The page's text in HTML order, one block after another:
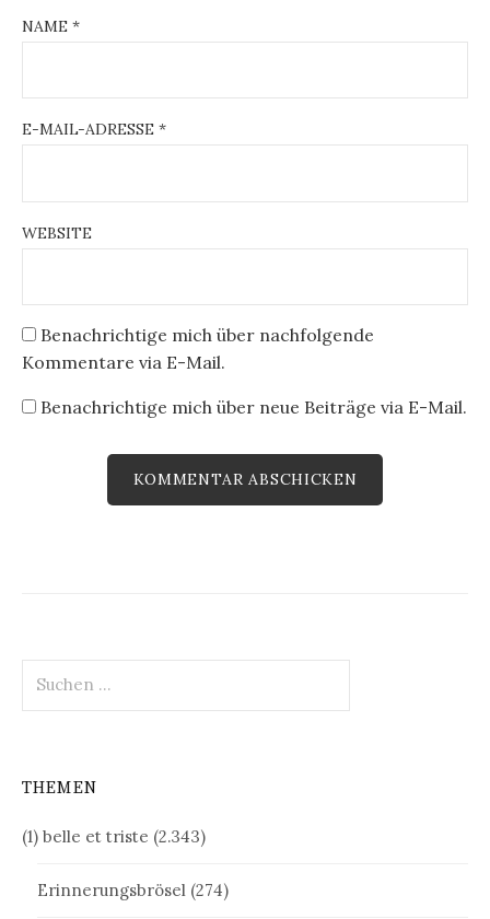
NAME *
E-MAIL-ADRESSE *
WEBSITE
Benachrichtige mich über nachfolgende
Kommentare via E-Mail.
Benachrichtige mich über neue Beiträge via E-Mail.
nach:
THEMEN
(1) belle et triste (2.343)
Erinnerungsbrösel (274)